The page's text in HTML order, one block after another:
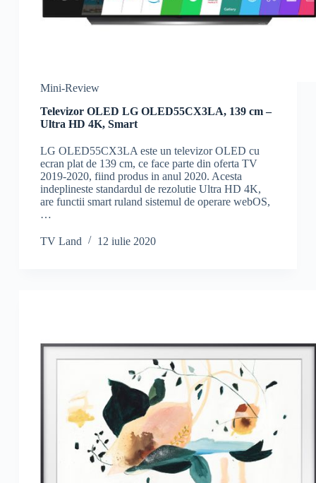
Mini-Review
Televizor OLED LG OLED55CX3LA, 139 cm –
Ultra HD 4K, Smart
LG OLED55CX3LA este un televizor OLED cu
ecran plat de 139 cm, ce face parte din oferta TV
2019-2020, fiind produs in anul 2020. Acesta
indeplineste standardul de rezolutie Ultra HD 4K,
are functii smart ruland sistemul de operare webOS,
…
TV Land 12 iulie 2020